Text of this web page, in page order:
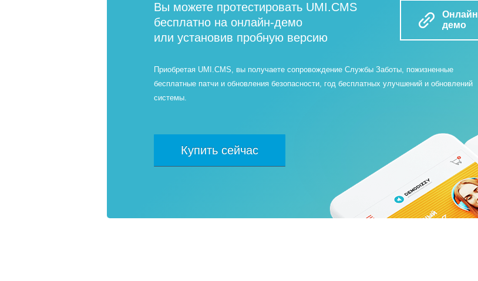
Вы можете протестировать UMI.CMS
бесплатно на онлайн-демо
или установив пробную версию
Онлайн
демо
Приобретая UMI.CMS, вы получаете сопровождение Службы Заботы, пожизненные
бесплатные патчи и обновления безопасности, год бесплатных улучшений и обновлений
системы.
Купить сейчас